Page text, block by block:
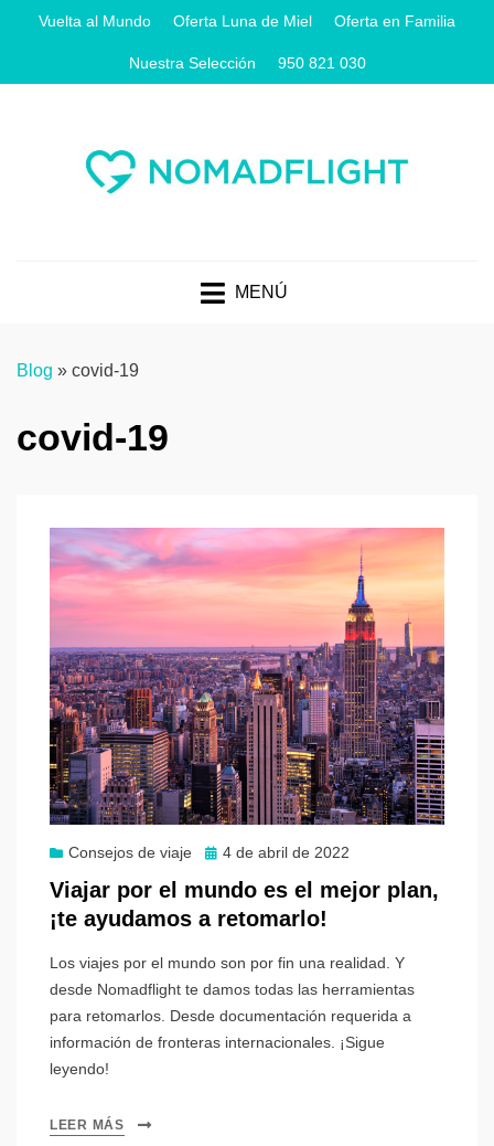
Vuelta al Mundo Oferta Luna de Miel Oferta en Familia
Nuestra Selección 950 821 030
MENÚ
Blog » covid-19
covid-19
Consejos de viaje
Publicado
4 de abril de 2022
Viajar por el mundo es el mejor plan,
¡te ayudamos a retomarlo!
Los viajes por el mundo son por fin una realidad. Y
desde Nomadflight te damos todas las herramientas
para retomarlos. Desde documentación requerida a
información de fronteras internacionales. ¡Sigue
leyendo!
LEER MÁS